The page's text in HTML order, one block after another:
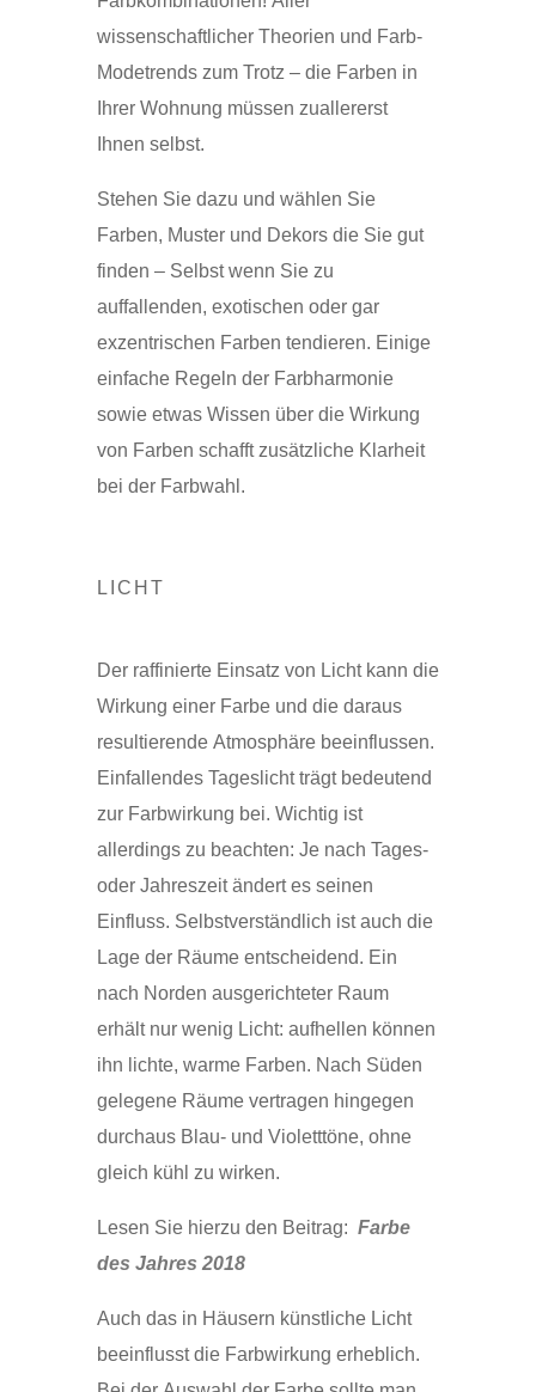
wissenschaftlicher Theorien und Farb-
Modetrends zum Trotz – die Farben in
Ihrer Wohnung müssen zuallererst
Ihnen selbst.
Stehen Sie dazu und wählen Sie
Farben, Muster und Dekors die Sie gut
finden – Selbst wenn Sie zu
auffallenden, exotischen oder gar
exzentrischen Farben tendieren. Einige
einfache Regeln der Farbharmonie
sowie etwas Wissen über die Wirkung
von Farben schafft zusätzliche Klarheit
bei der Farbwahl.
LICHT
Der raffinierte Einsatz von Licht kann die
Wirkung einer Farbe und die daraus
resultierende Atmosphäre beeinflussen.
Einfallendes Tageslicht trägt bedeutend
zur Farbwirkung bei. Wichtig ist
allerdings zu beachten: Je nach Tages-
oder Jahreszeit ändert es seinen
Einfluss. Selbstverständlich ist auch die
Lage der Räume entscheidend. Ein
nach Norden ausgerichteter Raum
erhält nur wenig Licht: aufhellen können
ihn lichte, warme Farben. Nach Süden
gelegene Räume vertragen hingegen
durchaus Blau- und Violetttöne, ohne
gleich kühl zu wirken.
Lesen Sie hierzu den Beitrag: Farbe
des Jahres 2018
Auch das in Häusern künstliche Licht
beeinflusst die Farbwirkung erheblich.